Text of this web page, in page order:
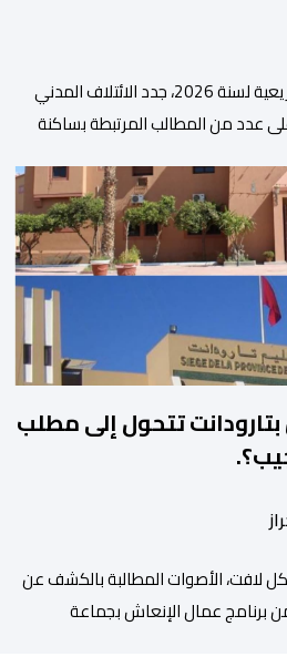
مع اقتراب الاستحقاقات التشريعية لسنة 2026، جدد الائتلاف المدني
عدد من المطالب المرتبطة بساكنة
فيها الأحزاب السياسية، إلى ادراج 10 التزامات ضمن برامجها الانتخابية
مع المناطق الجبلية والانتقال من
عملية […]
تتحول إلى مطلب
لافت، الأصوات المطالبة بالكشف عن
برنامج عمال الإنعاش بجماعة